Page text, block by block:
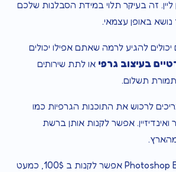
זה בעיקר תלוי במידת הסבלנות שלכם
באופן עצמאי.
להגיע לרמה שאתם אפילו יכולים
בעיצוב גרפי או לתת שירותים
לרכוש את התוכנות הגרפיות כמו
ואינדיזיין. אפשר לקנות אותן ברשת
מהארץ.
Photoshop
אפשר לקנות ב 100$, כמעט